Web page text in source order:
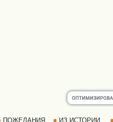
ПОЖЕЛАНИЯ ИЗ ИСТОРИИ...